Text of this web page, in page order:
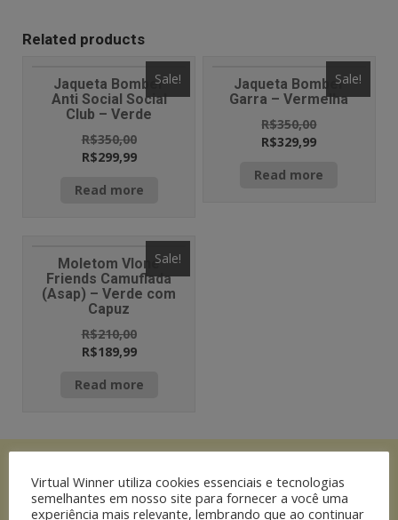
Related products
Sale!
Jaqueta Bomber
Anti Social Social
Club – Verde
R$350,00
R$299,99
Read more
Sale!
Jaqueta Bomber
Garra – Vermelha
R$350,00
R$329,99
Read more
Sale!
Moletom Vlone
Friends Camuflada
(Asap) – Verde com
Capuz
R$210,00
R$189,99
Read more
Virtual Winner utiliza cookies essenciais e tecnologias
semelhantes em nosso site para fornecer a você uma
experiência mais relevante, lembrando que ao continuar